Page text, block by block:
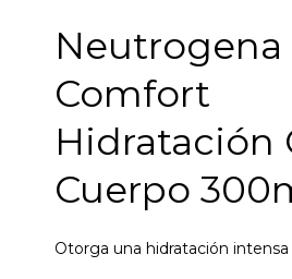
Neutrogena
Comfort
Hidratación
Cuerpo
Otorga una hidratación intensa